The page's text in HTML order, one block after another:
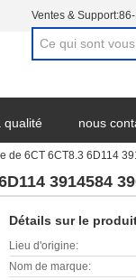
Ventes & Support:
qualité nous
de 6CT 6CT8.3 6D114
3914584
Détails sur le
Lieu d'origine:
Nom de marque: